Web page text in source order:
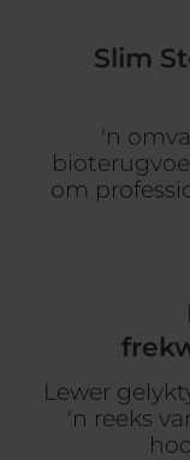
Slim
'n
om
Lewer
'n reeks